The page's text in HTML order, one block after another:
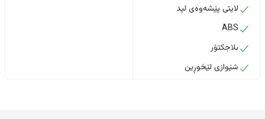
لایتی پێشەوەی لید
ABS
بلاجکتۆر
شێوازی لێخوڕین